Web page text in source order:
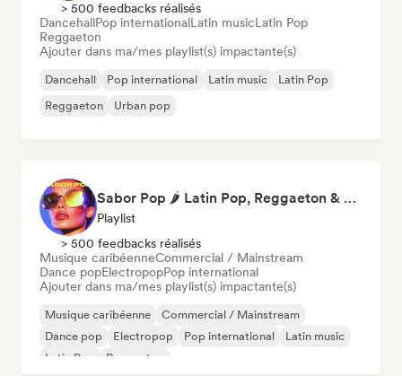
> 500 feedbacks réalisés
DancehallPop internationalLatin musicLatin Pop
Reggaeton
Ajouter dans ma/mes playlist(s) impactante(s)
Dancehall Pop international Latin music
Latin Pop
Reggaeton
Urban pop
Sabor Pop 🌶️ Latin Pop, Reggaeton & Latin Club Hits
Playlist
> 500 feedbacks réalisés
Musique caribéenneCommercial / Mainstream
Dance popElectropopPop international
Ajouter dans ma/mes playlist(s) impactante(s)
Musique caribéenne
Commercial / Mainstream
Dance pop
Electropop Pop international
Latin music
Latin Pop
Reggaeton